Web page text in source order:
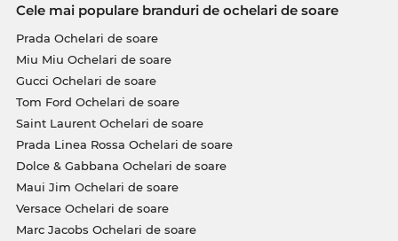
Cele mai populare branduri de ochelari de soare
Prada Ochelari de soare
Miu Miu Ochelari de soare
Gucci Ochelari de soare
Tom Ford Ochelari de soare
Saint Laurent Ochelari de soare
Prada Linea Rossa Ochelari de soare
Dolce & Gabbana Ochelari de soare
Maui Jim Ochelari de soare
Versace Ochelari de soare
Marc Jacobs Ochelari de soare